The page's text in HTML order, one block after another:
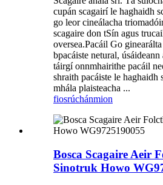
cupán scagairí le haghaidh
go leor cineálacha
scagaire don tSín agus
oversea.Pacáil Go
bpacáiste netural,
táirgí onnmhairithe pacáil
shraith pacáiste le haghaidh
mhála plaisteacha ...
fiosrúchánmion
Bosca Scagaire Aeir
Sinotruk Howo